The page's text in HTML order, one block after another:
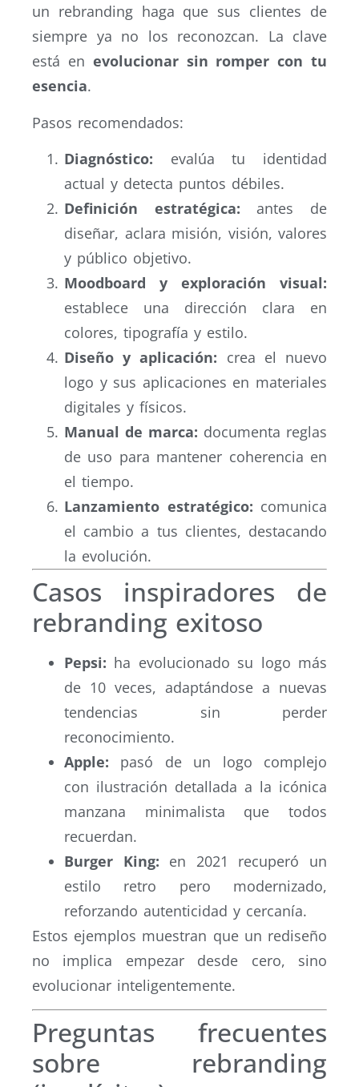
un rebranding haga que sus clientes de
siempre ya no los reconozcan. La clave
está en evolucionar sin romper con tu
esencia.
Pasos recomendados:
Diagnóstico: evalúa tu identidad
actual y detecta puntos débiles.
Definición estratégica: antes de
diseñar, aclara misión, visión, valores
y público objetivo.
Moodboard y exploración visual:
establece una dirección clara en
colores, tipografía y estilo.
Diseño y aplicación: crea el nuevo
logo y sus aplicaciones en materiales
digitales y físicos.
Manual de marca: documenta reglas
de uso para mantener coherencia en
el tiempo.
Lanzamiento estratégico: comunica
el cambio a tus clientes, destacando
la evolución.
Casos inspiradores de
rebranding exitoso
Pepsi: ha evolucionado su logo más
de 10 veces, adaptándose a nuevas
tendencias sin perder
reconocimiento.
Apple: pasó de un logo complejo
con ilustración detallada a la icónica
manzana minimalista que todos
recuerdan.
Burger King: en 2021 recuperó un
estilo retro pero modernizado,
reforzando autenticidad y cercanía.
Estos ejemplos muestran que un rediseño
no implica empezar desde cero, sino
evolucionar inteligentemente.
Preguntas frecuentes
sobre rebranding